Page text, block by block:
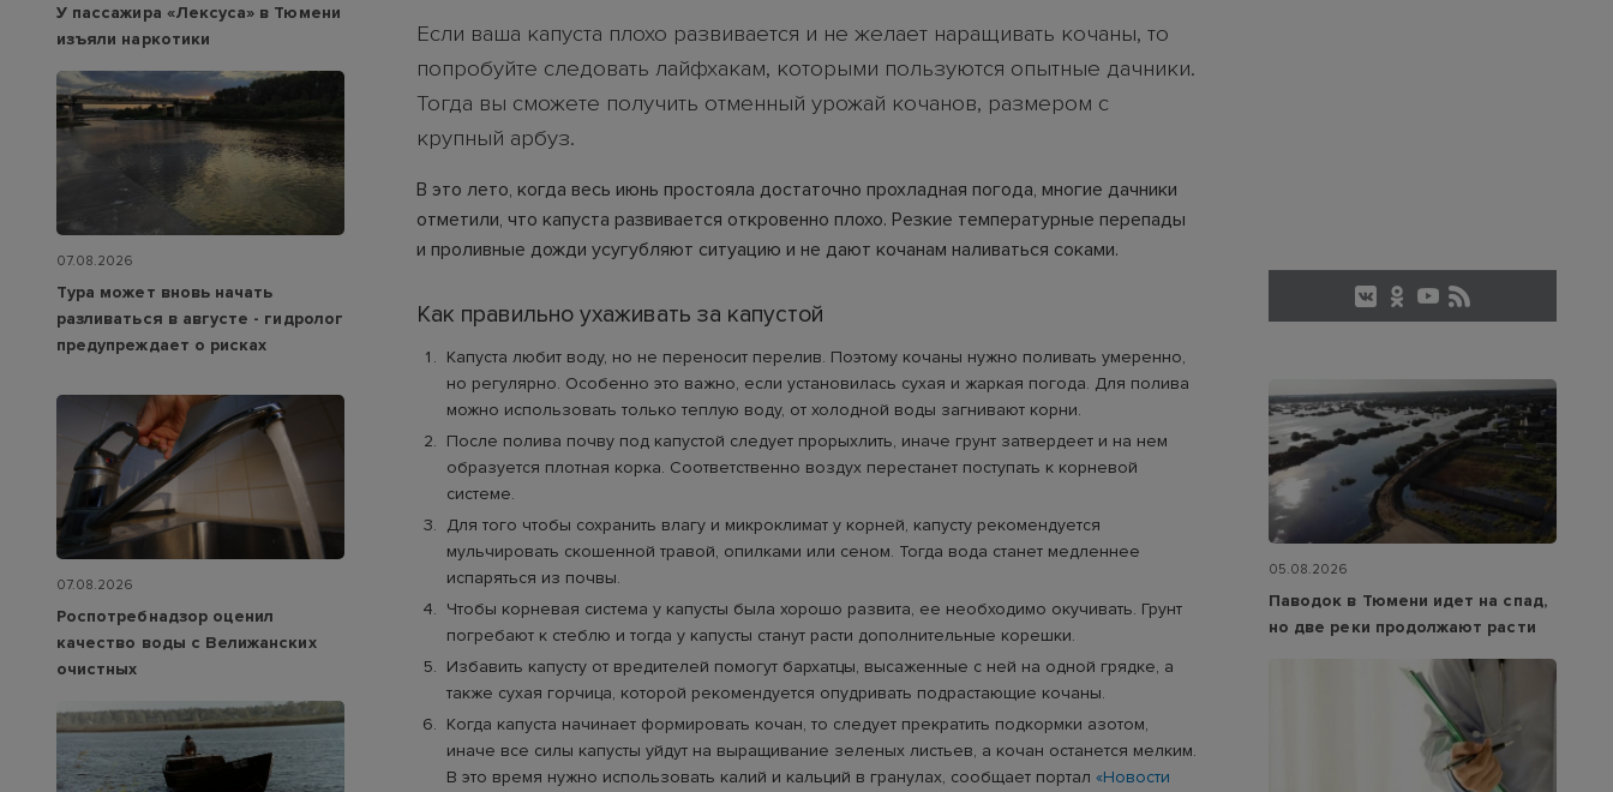
Если ваша капуста плохо развивается и не желает наращивать кочаны, то
попробуйте следовать лайфхакам, которыми пользуются опытные дачники.
Тогда вы сможете получить отменный урожай кочанов, размером с
крупный арбуз.
В это лето, когда весь июнь простояла достаточно прохладная погода, многие дачники
отметили, что капуста развивается откровенно плохо. Резкие температурные перепады
и проливные дожди усугубляют ситуацию и не дают кочанам наливаться соками.
Как правильно ухаживать за капустой
Капуста любит воду, но не переносит перелив. Поэтому кочаны нужно поливать умеренно,
но регулярно. Особенно это важно, если установилась сухая и жаркая погода. Для полива
можно использовать только теплую воду, от холодной воды загнивают корни.
После полива почву под капустой следует прорыхлить, иначе грунт затвердеет и на нем
образуется плотная корка. Соответственно воздух перестанет поступать к корневой
системе.
Для того чтобы сохранить влагу и микроклимат у корней, капусту рекомендуется
мульчировать скошенной травой, опилками или сеном. Тогда вода станет медленнее
испаряться из почвы.
Чтобы корневая система у капусты была хорошо развита, ее необходимо окучивать. Грунт
погребают к стеблю и тогда у капусты станут расти дополнительные корешки.
Избавить капусту от вредителей помогут бархатцы, высаженные с ней на одной грядке, а
также сухая горчица, которой рекомендуется опудривать подрастающие кочаны.
Когда капуста начинает формировать кочан, то следует прекратить подкормки азотом,
иначе все силы капусты уйдут на выращивание зеленых листьев, а кочан останется мелким.
В это время нужно использовать калий и кальций в гранулах, сообщает портал «Новости
У пассажира «Лексуса» в Тюмени
изъяли наркотики
07.08.2026
Тура может вновь начать
разливаться в августе - гидролог
предупреждает о рисках
07.08.2026
Роспотребнадзор оценил
качество воды с Велижанских
очистных
05.08.2026
Паводок в Тюмени идет на спад,
но две реки продолжают расти